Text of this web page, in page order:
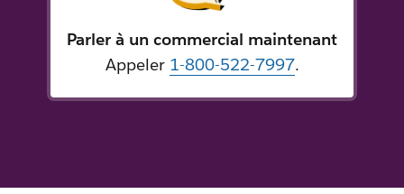
Parler à un commercial maintenant
Appeler 1-800-522-7997.